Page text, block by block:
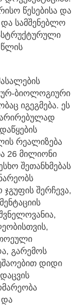
წესებისა და
სამშენებლო
წლის
ბიოლოგიური
იგეგმება. ეს
რეალიზება
26 მილიონი
შეთანხმებას
შერჩევა,
გარემოს
დიდი
და